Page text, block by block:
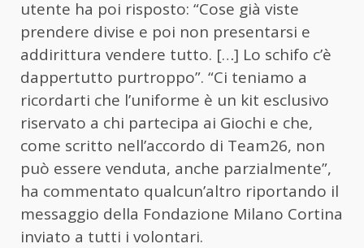
utente ha poi risposto: “Cose già viste
prendere divise e poi non presentarsi e
addirittura vendere tutto. […] Lo schifo c’è
dappertutto purtroppo”. “Ci teniamo a
ricordarti che l’uniforme è un kit esclusivo
riservato a chi partecipa ai Giochi e che,
come scritto nell’accordo di Team26, non
può essere venduta, anche parzialmente”,
ha commentato qualcun’altro riportando il
messaggio della Fondazione Milano Cortina
inviato a tutti i volontari.